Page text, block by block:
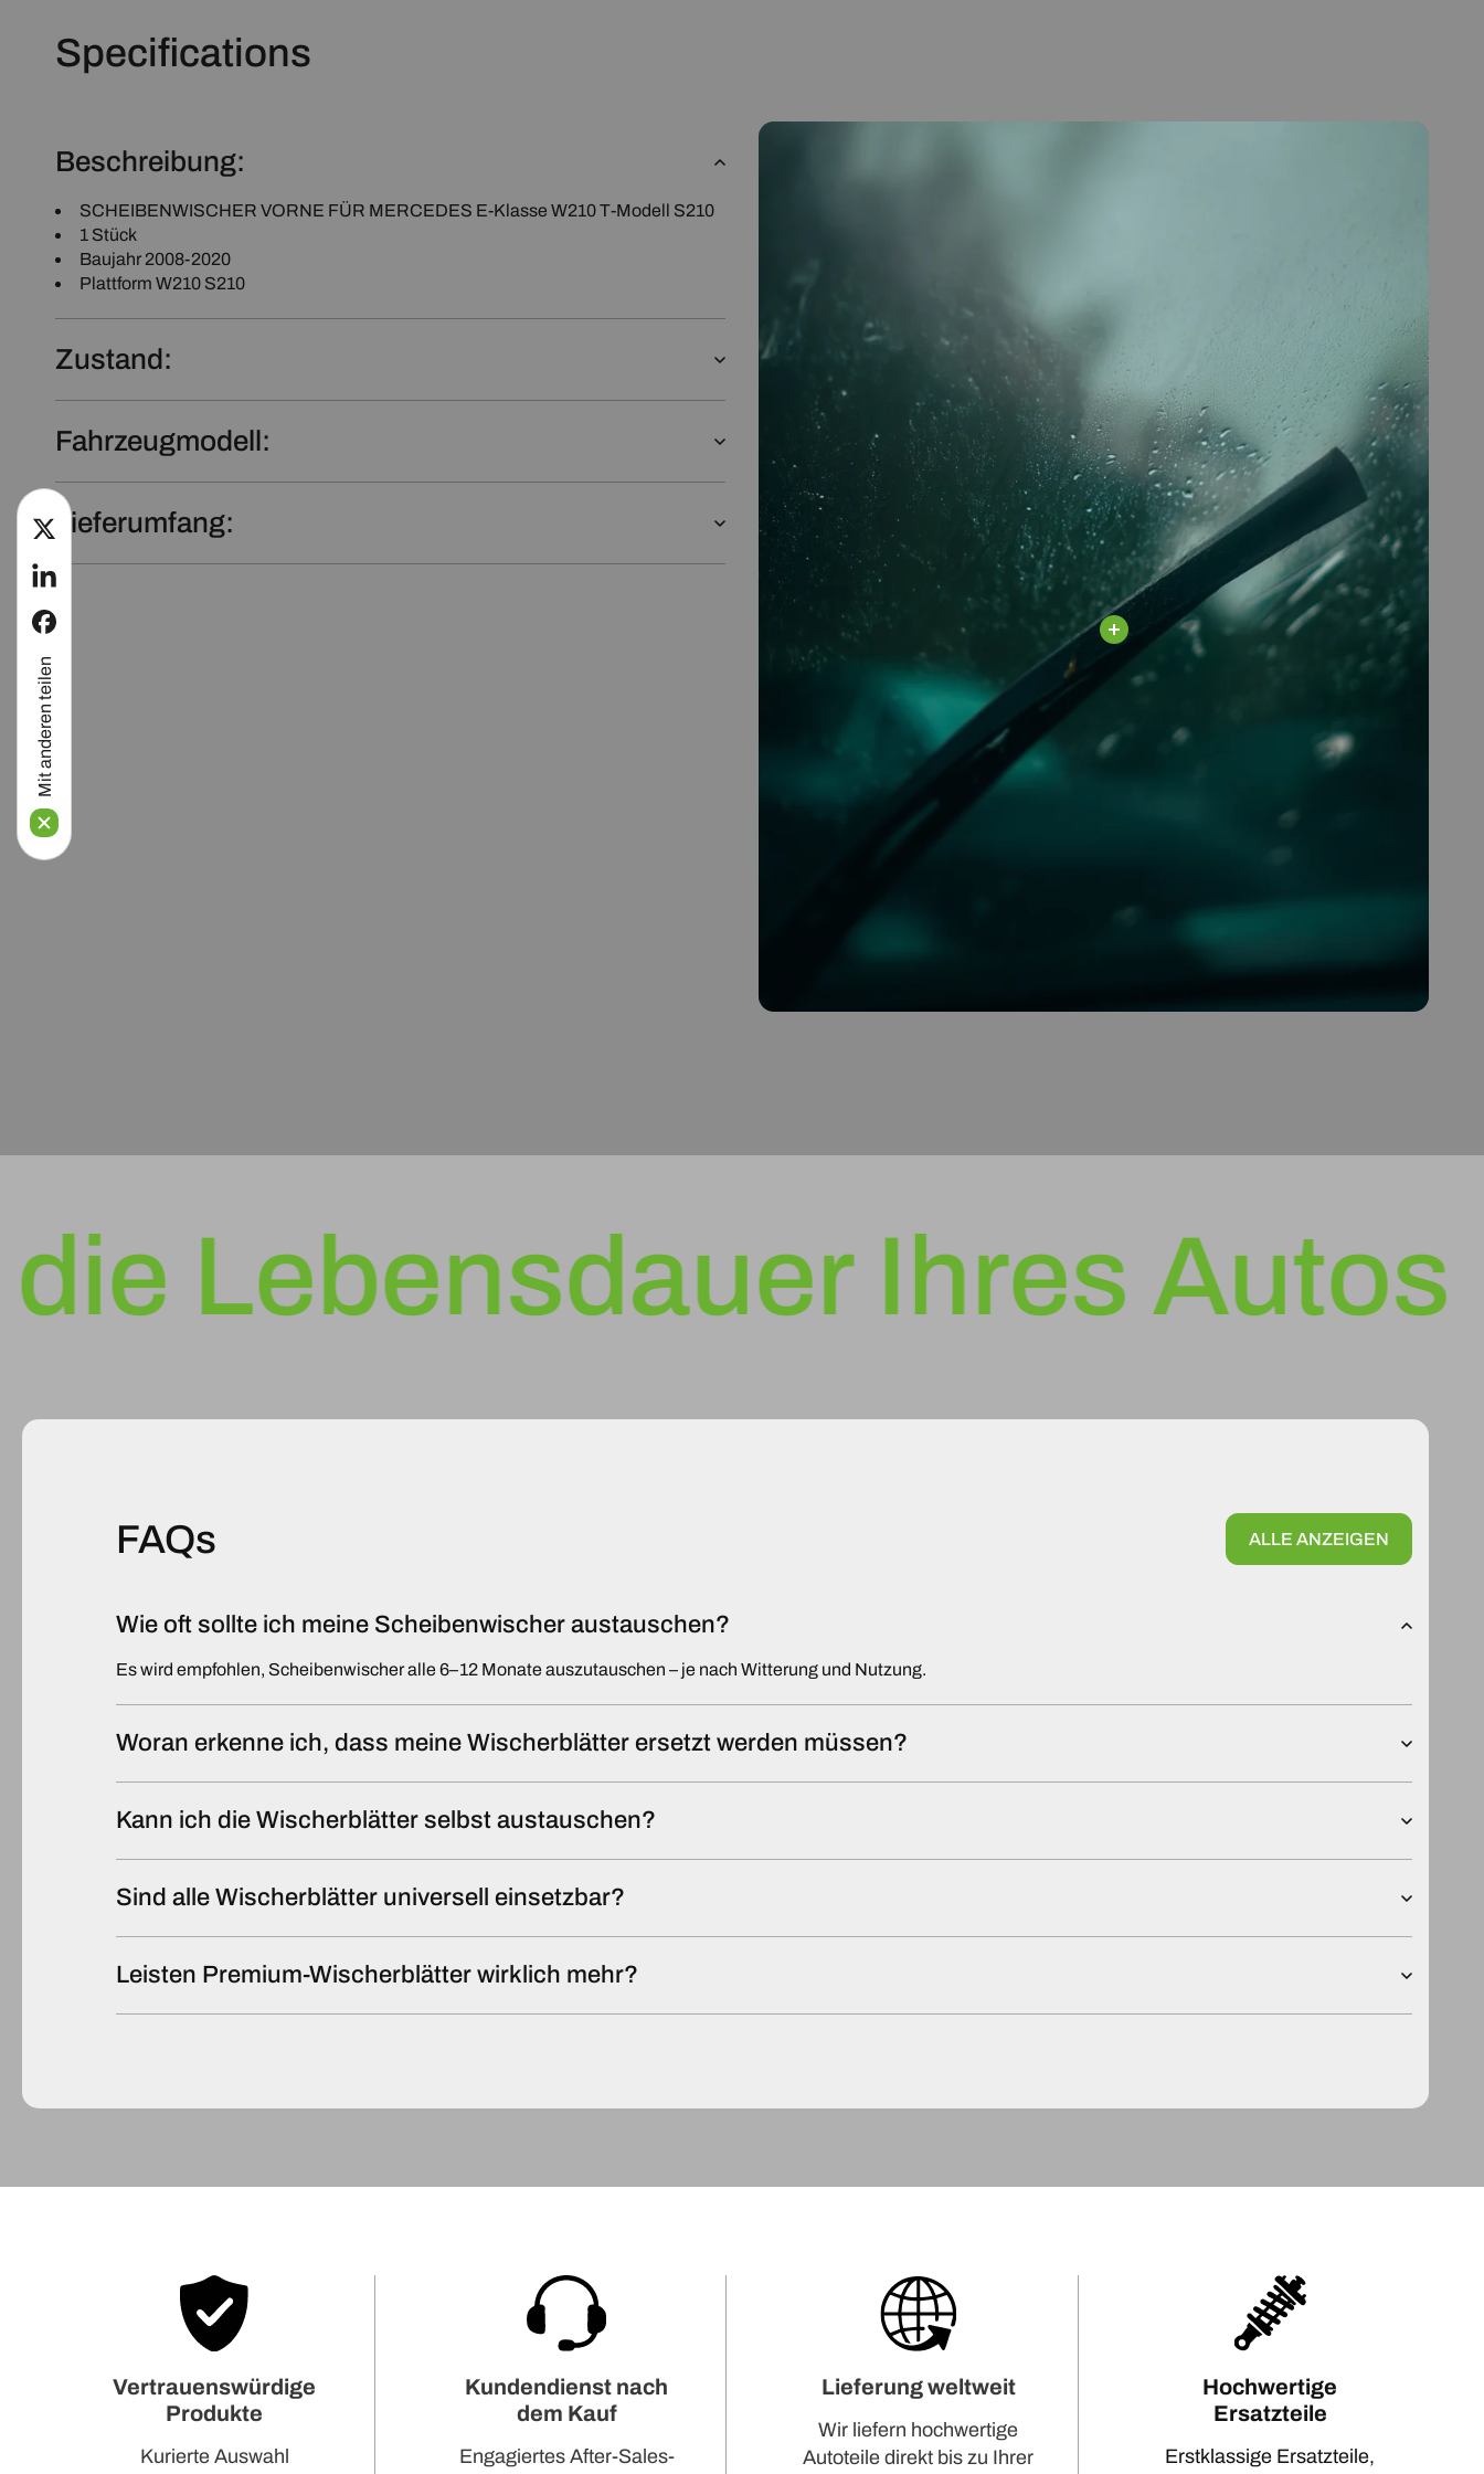
Specifications
Beschreibung:
SCHEIBENWISCHER VORNE FÜR MERCEDES E-Klasse W210 T-Modell S210
1 Stück
Baujahr 2008-2020
Plattform W210 S210
Zustand:
Fahrzeugmodell:
Lieferumfang:
Ihres Autos
FAQs ALLE ANZEIGEN
Wie oft sollte ich meine Scheibenwischer austauschen?
Es wird empfohlen, Scheibenwischer alle 6–12 Monate auszutauschen – je nach Witterung und Nutzung.
Woran erkenne ich, dass meine Wischerblätter ersetzt werden müssen?
Kann ich die Wischerblätter selbst austauschen?
Sind alle Wischerblätter universell einsetzbar?
Leisten Premium-Wischerblätter wirklich mehr?
facebook
linkedin
twitter
Mit anderen teilen
Vertrauenswürdige
Produkte
Kurierte Auswahl
Kundendienst nach
dem Kauf
Engagiertes After-Sales-
Lieferung weltweit
Wir liefern hochwertige
Autoteile direkt bis zu Ihrer
Hochwertige
Ersatzteile
Erstklassige Ersatzteile,